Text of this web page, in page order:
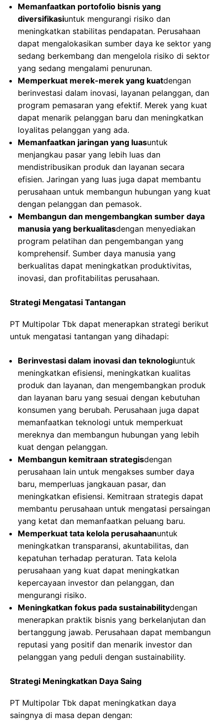
Memanfaatkan portofolio bisnis yang
diversifikasiuntuk mengurangi risiko dan
meningkatkan stabilitas pendapatan. Perusahaan
dapat mengalokasikan sumber daya ke sektor yang
sedang berkembang dan mengelola risiko di sektor
yang sedang mengalami penurunan.
Memperkuat merek-merek yang kuatdengan
berinvestasi dalam inovasi, layanan pelanggan, dan
program pemasaran yang efektif. Merek yang kuat
dapat menarik pelanggan baru dan meningkatkan
loyalitas pelanggan yang ada.
Memanfaatkan jaringan yang luasuntuk
menjangkau pasar yang lebih luas dan
mendistribusikan produk dan layanan secara
efisien. Jaringan yang luas juga dapat membantu
perusahaan untuk membangun hubungan yang kuat
dengan pelanggan dan pemasok.
Membangun dan mengembangkan sumber daya
manusia yang berkualitasdengan menyediakan
program pelatihan dan pengembangan yang
komprehensif. Sumber daya manusia yang
berkualitas dapat meningkatkan produktivitas,
inovasi, dan profitabilitas perusahaan.
Strategi Mengatasi Tantangan
PT Multipolar Tbk dapat menerapkan strategi berikut
untuk mengatasi tantangan yang dihadapi:
Berinvestasi dalam inovasi dan teknologiuntuk
meningkatkan efisiensi, meningkatkan kualitas
produk dan layanan, dan mengembangkan produk
dan layanan baru yang sesuai dengan kebutuhan
konsumen yang berubah. Perusahaan juga dapat
memanfaatkan teknologi untuk memperkuat
mereknya dan membangun hubungan yang lebih
kuat dengan pelanggan.
Membangun kemitraan strategisdengan
perusahaan lain untuk mengakses sumber daya
baru, memperluas jangkauan pasar, dan
meningkatkan efisiensi. Kemitraan strategis dapat
membantu perusahaan untuk mengatasi persaingan
yang ketat dan memanfaatkan peluang baru.
Memperkuat tata kelola perusahaanuntuk
meningkatkan transparansi, akuntabilitas, dan
kepatuhan terhadap peraturan. Tata kelola
perusahaan yang kuat dapat meningkatkan
kepercayaan investor dan pelanggan, dan
mengurangi risiko.
Meningkatkan fokus pada sustainabilitydengan
menerapkan praktik bisnis yang berkelanjutan dan
bertanggung jawab. Perusahaan dapat membangun
reputasi yang positif dan menarik investor dan
pelanggan yang peduli dengan sustainability.
Strategi Meningkatkan Daya Saing
PT Multipolar Tbk dapat meningkatkan daya
saingnya di masa depan dengan: